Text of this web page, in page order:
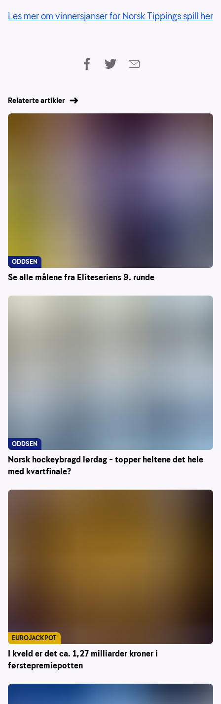
Les mer om vinnersjanser for Norsk Tippings spill her
Relaterte artikler
Se alle målene fra Eliteseriens 9. runde
ODDSEN
Norsk hockeybragd lørdag – topper heltene det hele
med kvartfinale?
ODDSEN
I kveld er det ca. 1,27 milliarder kroner i
førstepremiepotten
EUROJACKPOT